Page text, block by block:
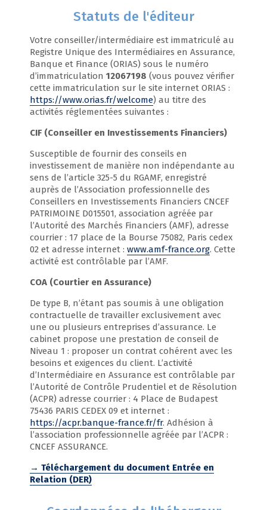
Statuts de l'éditeur
Votre conseiller/intermédiaire est immatriculé au
Registre Unique des Intermédiaires en Assurance,
Banque et Finance (ORIAS) sous le numéro
d’immatriculation 12067198 (vous pouvez vérifier
cette immatriculation sur le site internet ORIAS :
https://www.orias.fr/welcome) au titre des
activités réglementées suivantes :
CIF (Conseiller en Investissements Financiers)
Susceptible de fournir des conseils en
investissement de manière non indépendante au
sens de l’article 325-5 du RGAMF, enregistré
auprès de l’Association professionnelle des
Conseillers en Investissements Financiers CNCEF
PATRIMOINE D015501, association agréée par
l’Autorité des Marchés Financiers (AMF), adresse
courrier : 17 place de la Bourse 75082, Paris cedex
02 et adresse internet : www.amf-france.org. Cette
activité est contrôlable par l’AMF.
COA (Courtier en Assurance)
De type B, n’étant pas soumis à une obligation
contractuelle de travailler exclusivement avec
une ou plusieurs entreprises d’assurance. Le
cabinet propose une prestation de conseil de
Niveau 1 : proposer un contrat cohérent avec les
besoins et exigences du client. L’activité
d’Intermédiaire en Assurance est contrôlable par
l’Autorité de Contrôle Prudentiel et de Résolution
(ACPR) adresse courrier : 4 Place de Budapest
75436 PARIS CEDEX 09 et internet :
https://acpr.banque-france.fr/fr. Adhésion à
l’association professionnelle agréée par l’ACPR :
CNCEF ASSURANCE.
→ Téléchargement du document Entrée en
Relation (DER)